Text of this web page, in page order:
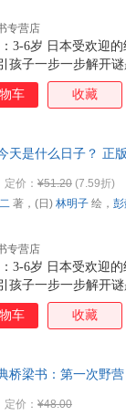
3-6岁 日本受欢迎
孩子一步一步解开
！ 唯有家庭美满，
专营店
车 收藏
天是什么日子？ 正
3-6岁 日本受欢迎
孩子一步一步解开
！ 唯有家庭美满，
定价： ¥51.20 (7.59折)
专营店
著，(日) 林明子 绘，
车 收藏
桥梁书：第一次野
定价： ¥48.00